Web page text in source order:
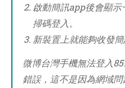
啟動簡訊app後會顯示
掃碼登入。
新裝置上就能夠收發
微博台灣手機無法登入
錯誤，這不是因為網域